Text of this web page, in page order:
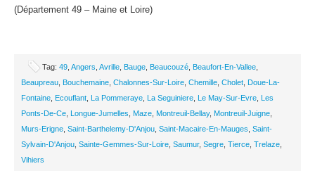
(Département 49 – Maine et Loire)
Tag: 49 Angers Avrille Bauge Beaucouzé Beaufort-En-Vallee
Beaupreau Bouchemaine Chalonnes-Sur-Loire Chemille Cholet Doue-La-
Fontaine Ecouflant La Pommeraye La Seguiniere Le May-Sur-Evre Les
Ponts-De-Ce Longue-Jumelles Maze Montreuil-Bellay, Montreuil-Juigne
Murs-Erigne Saint-Barthelemy-D'Anjou Saint-Macaire-En-Mauges Saint-
Sylvain-D'Anjou Sainte-Gemmes-Sur-Loire Saumur, Segre Tierce Trelaze
Vihiers